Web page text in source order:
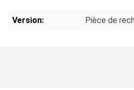
Version: Pièce de